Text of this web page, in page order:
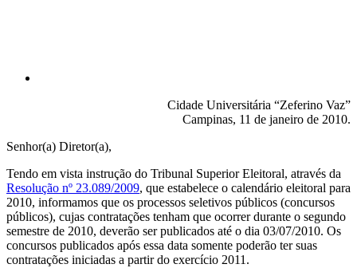
Cidade Universitária “Zeferino Vaz”
Campinas, 11 de janeiro de 2010.
Senhor(a) Diretor(a),
Tendo em vista instrução do Tribunal Superior Eleitoral, através da
Resolução nº 23.089/2009, que estabelece o calendário eleitoral para
2010, informamos que os processos seletivos públicos (concursos
públicos), cujas contratações tenham que ocorrer durante o segundo
semestre de 2010, deverão ser publicados até o dia 03/07/2010. Os
concursos publicados após essa data somente poderão ter suas
contratações iniciadas a partir do exercício 2011.